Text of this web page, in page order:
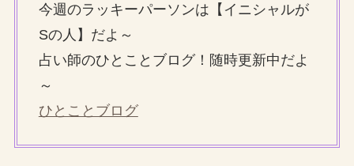
今週のラッキーパーソンは【イニシャルが
Sの人】だよ～
占い師のひとことブログ！随時更新中だよ
～
ひとことブログ